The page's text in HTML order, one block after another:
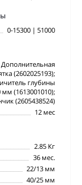
0-15300 | 51000
Дополнительная
(2602025193);
глубины
мм (1613001010);
(2605438524)
12 мес
2.85 Кг
36 мес.
22/13 мм
40/25 мм